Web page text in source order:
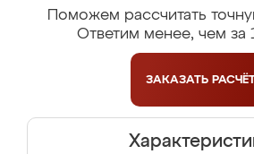
Поможем рассчитать
Ответим менее, чем за
ЗАКАЗАТЬ